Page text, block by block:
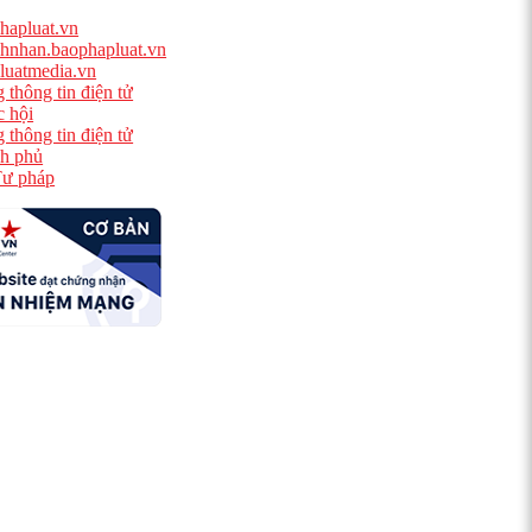
thông tin điện tử
hội
thông tin điện tử
phủ
pháp